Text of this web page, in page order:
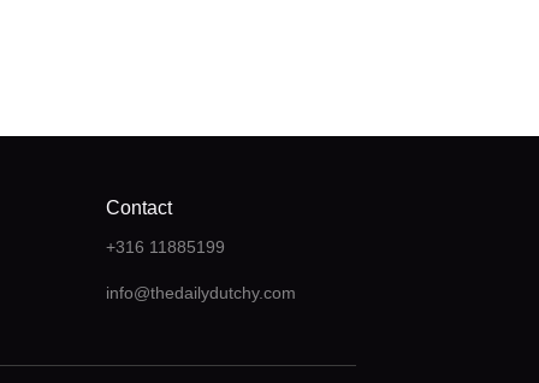
Contact
+316 11885199
info@thedailydutchy.com